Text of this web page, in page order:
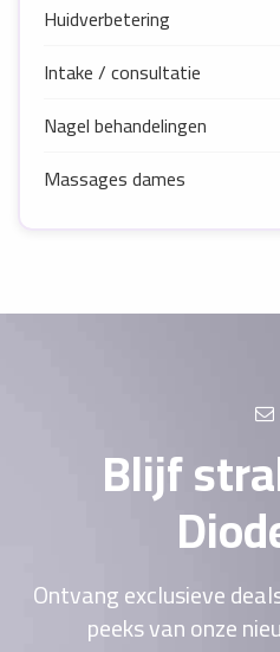
Huidverbetering
Intake / consultatie
Nagel behandelingen
Massages dames
Blijf
Ontvang exclusieve
peeks van onze